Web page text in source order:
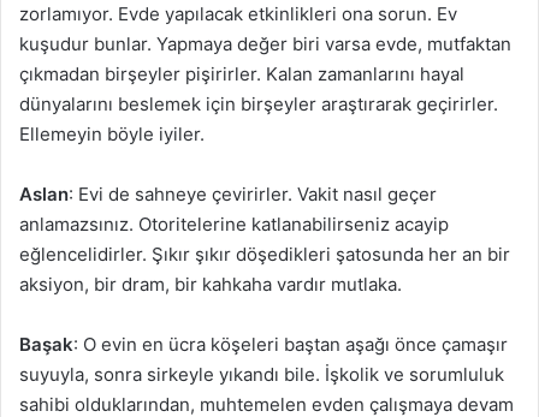
zorlamıyor. Evde yapılacak etkinlikleri ona sorun. Ev
kuşudur bunlar. Yapmaya değer biri varsa evde, mutfaktan
çıkmadan birşeyler pişirirler. Kalan zamanlarını hayal
dünyalarını beslemek için birşeyler araştırarak geçirirler.
Ellemeyin böyle iyiler.
Aslan: Evi de sahneye çevirirler. Vakit nasıl geçer
anlamazsınız. Otoritelerine katlanabilirseniz acayip
eğlencelidirler. Şıkır şıkır döşedikleri şatosunda her an bir
aksiyon, bir dram, bir kahkaha vardır mutlaka.
Başak: O evin en ücra köşeleri baştan aşağı önce çamaşır
suyuyla, sonra sirkeyle yıkandı bile. İşkolik ve sorumluluk
sahibi olduklarından, muhtemelen evden çalışmaya devam